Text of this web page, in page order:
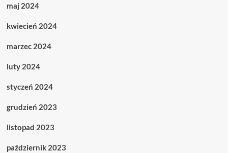
maj 2024
kwiecień 2024
marzec 2024
luty 2024
styczeń 2024
grudzień 2023
listopad 2023
październik 2023